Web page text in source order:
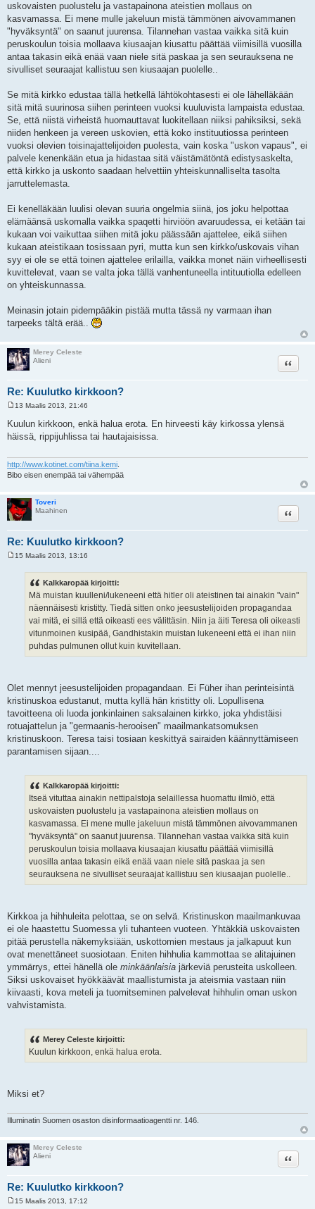
uskovaisten puolustelu ja vastapainona ateistien mollaus on
kasvamassa. Ei mene mulle jakeluun mistä tämmönen aivovammanen
"hyväksyntä" on saanut juurensa. Tilannehan vastaa vaikka sitä kuin
peruskoulun toisia mollaava kiusaajan kiusattu päättää viimisillä vuosilla
antaa takasin eikä enää vaan niele sitä paskaa ja sen seurauksena ne
sivulliset seuraajat kallistuu sen kiusaajan puolelle..
Se mitä kirkko edustaa tällä hetkellä lähtökohtasesti ei ole lähelläkään
sitä mitä suurinosa siihen perinteen vuoksi kuuluvista lampaista edustaa.
Se, että niistä virheistä huomauttavat luokitellaan niiksi pahiksiksi, sekä
niiden henkeen ja vereen uskovien, että koko instituutiossa perinteen
vuoksi olevien toisinajattelijoiden puolesta, vain koska "uskon vapaus", ei
palvele kenenkään etua ja hidastaa sitä väistämätöntä edistysaskelta,
että kirkko ja uskonto saadaan helvettiin yhteiskunnalliselta tasolta
jarruttelemasta.
Ei kenelläkään luulisi olevan suuria ongelmia siinä, jos joku helpottaa
elämäänsä uskomalla vaikka spaqetti hirviöön avaruudessa, ei ketään tai
kukaan voi vaikuttaa siihen mitä joku päässään ajattelee, eikä siihen
kukaan ateistikaan tosissaan pyri, mutta kun sen kirkko/uskovais vihan
syy ei ole se että toinen ajattelee erilailla, vaikka monet näin virheellisesti
kuvittelevat, vaan se valta joka tällä vanhentuneella intituutiolla edelleen
on yhteiskunnassa.
Meinasin jotain pidempääkin pistää mutta tässä ny varmaan ihan
tarpeeks tältä erää..
Merey Celeste
Alieni
Re: Kuulutko kirkkoon?
Lainaa
e
s
13 Maalis 2013, 21:46
Kuulun kirkkoon, enkä halua erota. En hirveesti käy kirkossa ylensä
häissä, rippijuhlissa tai hautajaisissa.
http://www.kotinet.com/tiina.kemi
Bibo eisen enempää tai vähempää
Toveri
Maahinen
Re: Kuulutko kirkkoon?
Lainaa
15 Maalis 2013, 13:16
Kalkkaropää kirjoitti:
Mä muistan kuulleni/lukeneeni että hitler oli ateistinen tai ainakin "vain"
näennäisesti kristitty. Tiedä sitten onko jeesustelijoiden propagandaa
vai mitä, ei sillä että oikeasti ees välittäsin. Niin ja äiti Teresa oli oikeasti
vitunmoinen kusipää, Gandhistakin muistan lukeneeni että ei ihan niin
puhdas pulmunen ollut kuin kuvitellaan.
Olet mennyt jeesustelijoiden propagandaan. Ei Füher ihan perinteisintä
kristinuskoa edustanut, mutta kyllä hän kristitty oli. Lopullisena
tavoitteena oli luoda jonkinlainen saksalainen kirkko, joka yhdistäisi
rotuajattelun ja "germaanis-herooisen" maailmankatsomuksen
kristinuskoon. Teresa taisi tosiaan keskittyä sairaiden käännyttämiseen
parantamisen sijaan....
Kalkkaropää kirjoitti:
Itseä vituttaa ainakin nettipalstoja selaillessa huomattu ilmiö, että
uskovaisten puolustelu ja vastapainona ateistien mollaus on
kasvamassa. Ei mene mulle jakeluun mistä tämmönen aivovammanen
"hyväksyntä" on saanut juurensa. Tilannehan vastaa vaikka sitä kuin
peruskoulun toisia mollaava kiusaajan kiusattu päättää viimisillä
vuosilla antaa takasin eikä enää vaan niele sitä paskaa ja sen
seurauksena ne sivulliset seuraajat kallistuu sen kiusaajan puolelle..
Kirkkoa ja hihhuleita pelottaa, se on selvä. Kristinuskon maailmankuvaa
ei ole haastettu Suomessa yli tuhanteen vuoteen. Yhtäkkiä uskovaisten
pitää perustella näkemyksiään, uskottomien mestaus ja jalkapuut kun
ovat menettäneet suosiotaan. Eniten hihhulia kammottaa se alitajuinen
ymmärrys, ettei hänellä ole minkäänlaisia järkeviä perusteita uskolleen.
Siksi uskovaiset hyökkäävät maallistumista ja ateismia vastaan niin
kiivaasti, kova meteli ja tuomitseminen palvelevat hihhulin oman uskon
vahvistamista.
Merey Celeste kirjoitti:
Kuulun kirkkoon, enkä halua erota.
Miksi et?
Illuminatin Suomen osaston disinformaatioagentti nr. 146.
Merey Celeste
Alieni
Re: Kuulutko kirkkoon?
Lainaa
15 Maalis 2013, 17:12